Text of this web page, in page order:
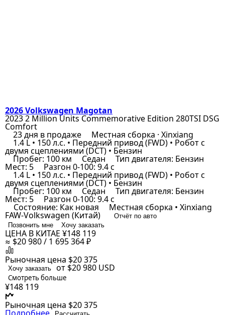
2026 Volkswagen Magotan
2023 2 Million Units Commemorative Edition 280TSI DSG
Comfort
23 дня в продаже Местная сборка · Xinxiang
1.4 L • 150 л.с. • Передний привод (FWD) • Робот с
двумя сцеплениями (DCT) • Бензин
Пробег: 100 км Седан Тип двигателя: Бензин
Мест: 5 Разгон 0-100: 9.4 с
1.4 L • 150 л.с. • Передний привод (FWD) • Робот с
двумя сцеплениями (DCT) • Бензин
Пробег: 100 км Седан Тип двигателя: Бензин
Мест: 5 Разгон 0-100: 9.4 с
Состояние: Как новая Местная сборка • Xinxiang
FAW-Volkswagen (Китай)
Отчёт по авто
Позвонить мне
Хочу заказать
ЦЕНА В КИТАЕ ¥148 119
≈ $20 980 / 1 695 364 ₽
Рыночная цена $20 375
Хочу заказать от $20 980 USD
Смотреть больше
¥148 119
Рыночная цена $20 375